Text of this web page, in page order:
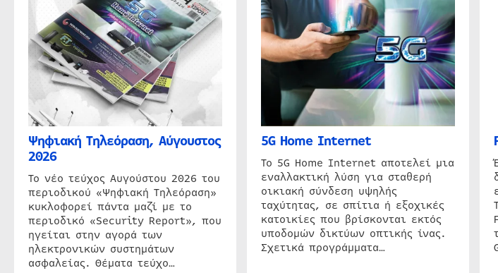
Ψηφιακή Τηλεόραση, Αύγουστος
2026
Το νέο τεύχος Αυγούστου 2026 του
περιοδικού «Ψηφιακή Τηλεόραση»
κυκλοφορεί πάντα μαζί με το
περιοδικό «Security Report», που
ηγείται στην αγορά των
ηλεκτρονικών συστημάτων
ασφαλείας. Θέματα τεύχο…
5G Home Internet
Το 5G Home Internet αποτελεί μια
εναλλακτική λύση για σταθερή
οικιακή σύνδεση υψηλής
ταχύτητας, σε σπίτια ή εξοχικές
κατοικίες που βρίσκονται εκτός
υποδομών δικτύων οπτικής ίνας.
Σχετικά προγράμματα…